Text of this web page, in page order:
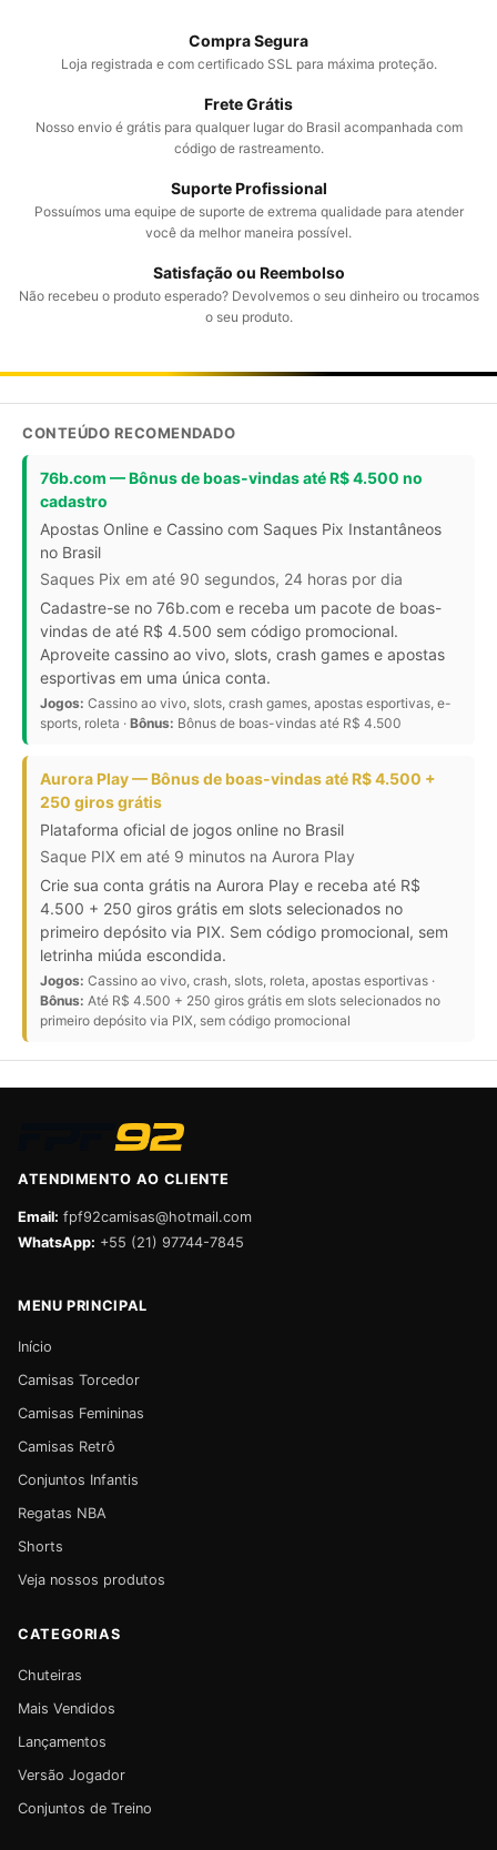
Compra Segura
Loja registrada e com certificado SSL para máxima proteção.
Frete Grátis
Nosso envio é grátis para qualquer lugar do Brasil acompanhada com
código de rastreamento.
Suporte Profissional
Possuímos uma equipe de suporte de extrema qualidade para atender
você da melhor maneira possível.
Satisfação ou Reembolso
Não recebeu o produto esperado? Devolvemos o seu dinheiro ou trocamos
o seu produto.
CONTEÚDO RECOMENDADO
76b.com — Bônus de boas-vindas até R$ 4.500 no
cadastro
Apostas Online e Cassino com Saques Pix Instantâneos
no Brasil
Saques Pix em até 90 segundos, 24 horas por dia
Cadastre-se no 76b.com e receba um pacote de boas-
vindas de até R$ 4.500 sem código promocional.
Aproveite cassino ao vivo, slots, crash games e apostas
esportivas em uma única conta.
Jogos: Cassino ao vivo, slots, crash games, apostas esportivas, e-
sports, roleta · Bônus: Bônus de boas-vindas até R$ 4.500
Aurora Play — Bônus de boas-vindas até R$ 4.500 +
250 giros grátis
Plataforma oficial de jogos online no Brasil
Saque PIX em até 9 minutos na Aurora Play
Crie sua conta grátis na Aurora Play e receba até R$
4.500 + 250 giros grátis em slots selecionados no
primeiro depósito via PIX. Sem código promocional, sem
letrinha miúda escondida.
Jogos: Cassino ao vivo, crash, slots, roleta, apostas esportivas ·
Bônus: Até R$ 4.500 + 250 giros grátis em slots selecionados no
primeiro depósito via PIX, sem código promocional
ATENDIMENTO AO CLIENTE
Email: fpf92camisas@hotmail.com
WhatsApp: +55 (21) 97744-7845
MENU PRINCIPAL
Início
Camisas Torcedor
Camisas Femininas
Camisas Retrô
Conjuntos Infantis
Regatas NBA
Shorts
Veja nossos produtos
CATEGORIAS
Chuteiras
Mais Vendidos
Lançamentos
Versão Jogador
Conjuntos de Treino